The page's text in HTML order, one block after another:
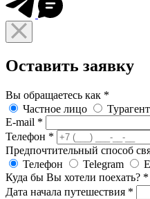
Оставить заявку
Вы обращаетесь как *
Частное лицо
Турагент
E-mail *
Телефон *
Предпочтительный способ
Телефон
Telegram
Куда бы Вы хотели поехать? *
Дата начала путешествия *